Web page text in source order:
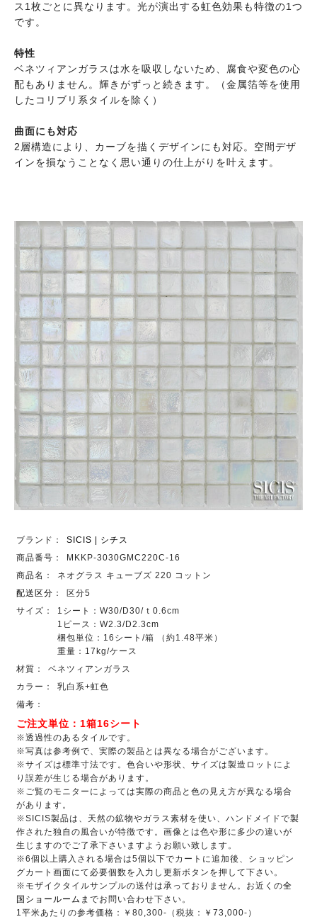
ス1枚ごとに異なります。光が演出する虹色効果も特徴の1つ
です。
特性
ベネツィアンガラスは水を吸収しないため、腐食や変色の心
配もありません。輝きがずっと続きます。（金属箔等を使用
したコリブリ系タイルを除く）
曲面にも対応
2層構造により、カーブを描くデザインにも対応。空間デザ
インを損なうことなく思い通りの仕上がりを叶えます。
ブランド：
SICIS | シチス
商品番号：
MKKP-3030GMC220C-16
商品名：
ネオグラス キューブズ 220 コットン
配送区分 ：
区分5
サイズ：
1シート：W30/D30/ｔ0.6cm
1ピース：W2.3/D2.3cm
梱包単位：16シート/箱 （約1.48平米）
重量：17kg/ケース
材質：
ベネツィアンガラス
カラー：
乳白系+虹色
備考：
ご注文単位：1箱16シート
※透過性のあるタイルです。
※写真は参考例で、実際の製品とは異なる場合がございます。
※サイズは標準寸法です。色合いや形状、サイズは製造ロットによ
り誤差が生じる場合があります。
※ご覧のモニターによっては実際の商品と色の見え方が異なる場合
があります。
※SICIS製品は、天然の鉱物やガラス素材を使い、ハンドメイドで製
作された独自の風合いが特徴です。画像とは色や形に多少の違いが
生じますのでご了承下さいますようお願い致します。
※6個以上購入される場合は5個以下でカートに追加後、ショッピン
グカート画面にて必要個数を入力し更新ボタンを押して下さい。
※モザイクタイルサンプルの送付は承っておりません。お近くの全
国ショールーム までお問い合わせ下さい。
1平米あたりの参考価格：￥80,300-（税抜：￥73,000-）